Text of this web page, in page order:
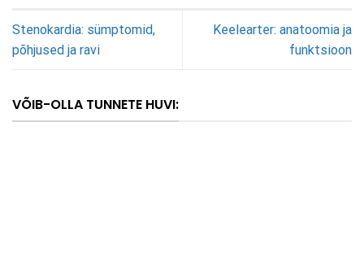
Stenokardia: sümptomid,
põhjused ja ravi
Keelearter: anatoomia ja
funktsioon
VÕIB-OLLA TUNNETE HUVI: